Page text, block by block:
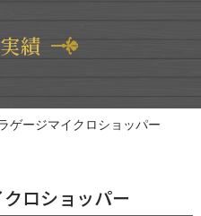
績
ゲージマイクロショッパー
ロショッパー